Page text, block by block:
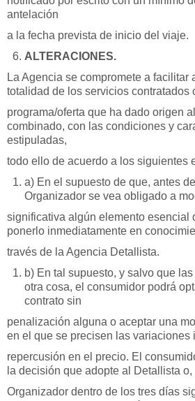
antelación
a la fecha prevista de inicio del viaje.
ALTERACIONES.
La Agencia se compromete a facilitar
totalidad de los servicios contratados
programa/oferta que ha dado origen
combinado, con las condiciones y
estipuladas,
todo ello de acuerdo a los siguientes
a) En el supuesto de que, antes
Organizador se vea obligado a
significativa algún elemento esencial
ponerlo inmediatamente en
través de la Agencia Detallista.
b) En tal supuesto, y salvo que
otra cosa, el consumidor podrá
contrato sin
penalización alguna o aceptar una
en el que se precisen las variaciones
repercusión en el precio. El
la decisión que adopte al Detallista o,
Organizador dentro de los tres días